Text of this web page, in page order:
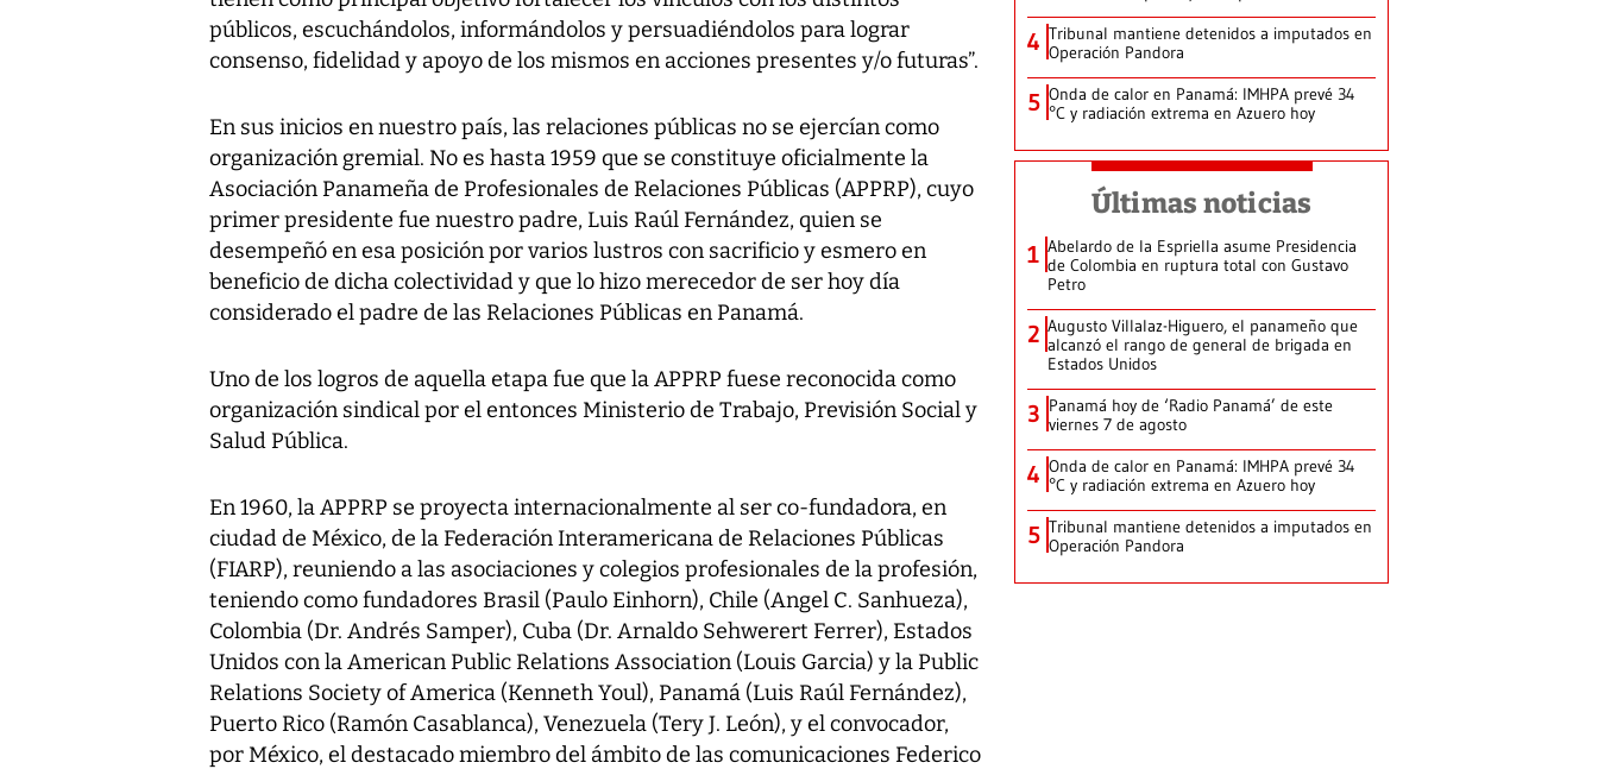
públicos, escuchándolos, informándolos y persuadiéndolos para lograr
consenso, fidelidad y apoyo de los mismos en acciones presentes y/o futuras”.
En sus inicios en nuestro país, las relaciones públicas no se ejercían como
organización gremial. No es hasta 1959 que se constituye oficialmente la
Asociación Panameña de Profesionales de Relaciones Públicas (APPRP), cuyo
primer presidente fue nuestro padre, Luis Raúl Fernández, quien se
desempeñó en esa posición por varios lustros con sacrificio y esmero en
beneficio de dicha colectividad y que lo hizo merecedor de ser hoy día
considerado el padre de las Relaciones Públicas en Panamá.
Uno de los logros de aquella etapa fue que la APPRP fuese reconocida como
organización sindical por el entonces Ministerio de Trabajo, Previsión Social y
Salud Pública.
En 1960, la APPRP se proyecta internacionalmente al ser co-fundadora, en
ciudad de México, de la Federación Interamericana de Relaciones Públicas
(FIARP), reuniendo a las asociaciones y colegios profesionales de la profesión,
teniendo como fundadores Brasil (Paulo Einhorn), Chile (Angel C. Sanhueza),
Colombia (Dr. Andrés Samper), Cuba (Dr. Arnaldo Sehwerert Ferrer), Estados
Unidos con la American Public Relations Association (Louis Garcia) y la Public
Relations Society of America (Kenneth Youl), Panamá (Luis Raúl Fernández),
Puerto Rico (Ramón Casablanca), Venezuela (Tery J. León), y el convocador,
por México, el destacado miembro del ámbito de las comunicaciones Federico
4 Tribunal mantiene detenidos a imputados en
Operación Pandora
5 Onda de calor en Panamá: IMHPA prevé 34
°C y radiación extrema en Azuero hoy
Últimas noticias
1 Abelardo de la Espriella asume Presidencia
de Colombia en ruptura total con Gustavo
Petro
2 Augusto Villalaz-Higuero, el panameño que
alcanzó el rango de general de brigada en
Estados Unidos
3 Panamá hoy de ‘Radio Panamá’ de este
viernes 7 de agosto
4 Onda de calor en Panamá: IMHPA prevé 34
°C y radiación extrema en Azuero hoy
5 Tribunal mantiene detenidos a imputados en
Operación Pandora